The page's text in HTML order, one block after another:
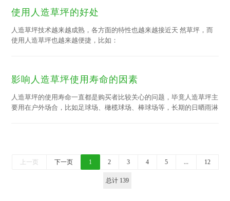
使用人造草坪的好处
人造草坪技术越来越成熟，各方面的特性也越来越接近天 然草坪，而
使用人造草坪也越来越便捷，比如：
影响人造草坪使用寿命的因素
人造草坪的使用寿命一直都是购买者比较关心的问题，毕竟人造草坪主
要用在户外场合，比如足球场、橄榄球场、棒球场等，长期的日晒雨淋
上一页 下一页 1 2 3 4 5 ... 12
总计 139